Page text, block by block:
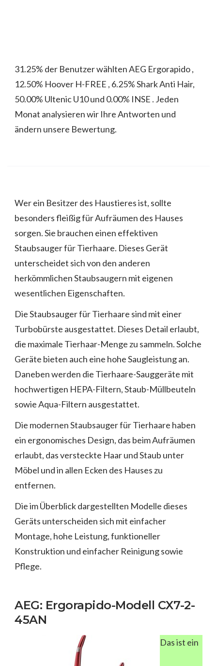
31.25% der Benutzer wählten AEG Ergorapido ,
12.50% Hoover H-FREE , 6.25% Shark Anti Hair,
50.00% Ultenic U10 und 0.00% INSE . Jeden
Monat analysieren wir Ihre Antworten und
ändern unsere Bewertung.
Wer ein Besitzer des Haustieres ist, sollte
besonders fleißig für Aufräumen des Hauses
sorgen. Sie brauchen einen effektiven
Staubsauger für Tierhaare. Dieses Gerät
unterscheidet sich von den anderen
herkömmlichen Staubsaugern mit eigenen
wesentlichen Eigenschaften.
Die Staubsauger für Tierhaare sind mit einer
Turbobürste ausgestattet. Dieses Detail erlaubt,
die maximale Tierhaar-Menge zu sammeln. Solche
Geräte bieten auch eine hohe Saugleistung an.
Daneben werden die Tierhaare-Sauggeräte mit
hochwertigen HEPA-Filtern, Staub-Müllbeuteln
sowie Aqua-Filtern ausgestattet.
Die modernen Staubsauger für Tierhaare haben
ein ergonomisches Design, das beim Aufräumen
erlaubt, das versteckte Haar und Staub unter
Möbel und in allen Ecken des Hauses zu
entfernen.
Die im Überblick dargestellten Modelle dieses
Geräts unterscheiden sich mit einfacher
Montage, hohe Leistung, funktioneller
Konstruktion und einfacher Reinigung sowie
Pflege.
AEG: Ergorapido-Modell CX7-2-
45AN
Das ist ein